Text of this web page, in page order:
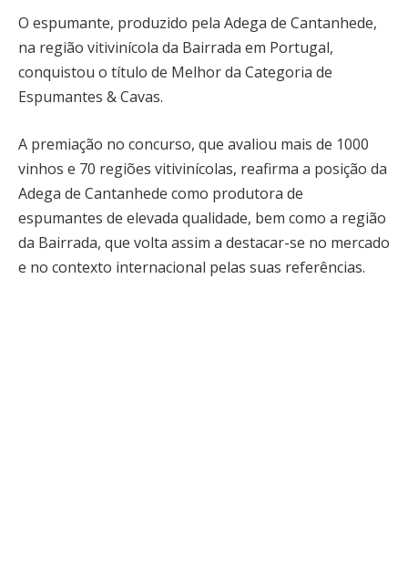
O espumante, produzido pela Adega de Cantanhede,
na região vitivinícola da Bairrada em Portugal,
conquistou o título de Melhor da Categoria de
Espumantes & Cavas.
A premiação no concurso, que avaliou mais de 1000
vinhos e 70 regiões vitivinícolas, reafirma a posição da
Adega de Cantanhede como produtora de
espumantes de elevada qualidade, bem como a região
da Bairrada, que volta assim a destacar-se no mercado
e no contexto internacional pelas suas referências.